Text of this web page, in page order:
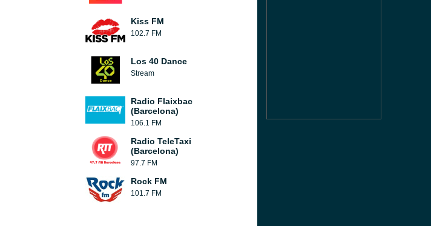
Kiss FM
102.7 FM
Los 40 Dance
Stream
Radio Flaixbac
(Barcelona)
106.1 FM
Radio TeleTaxi
(Barcelona)
97.7 FM
Rock FM
101.7 FM